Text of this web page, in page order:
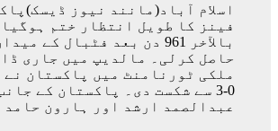
سے
باہر
ہوگئی
اسلام آباد(مانند نیوز
فینز کا طویل انتظار ختم
بالآخر 961 دن بعد فٹبال کے
حاصل کرلی۔ مالدیپ میں جاری
ملکی ٹورنامنٹ میں پاکستان نے
0-3 سے شکست دی۔ پاکستان کے
عبدالصمد ارشد اور ہارون